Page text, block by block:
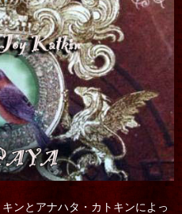
ンとアナハタ・カトキンによっ